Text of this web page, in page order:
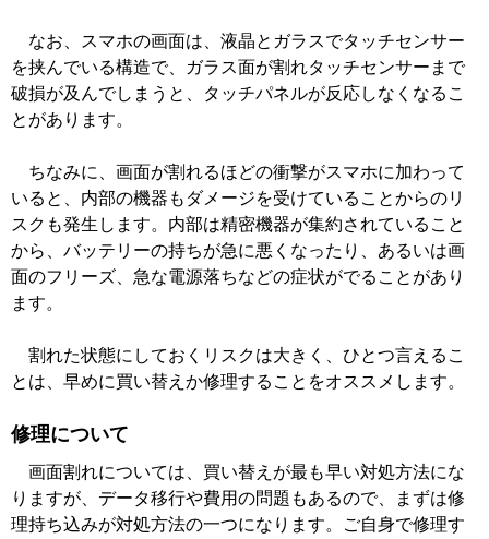
なお、スマホの画面は、液晶とガラスでタッチセンサー
を挟んでいる構造で、ガラス面が割れタッチセンサーまで
破損が及んでしまうと、タッチパネルが反応しなくなるこ
とがあります。
ちなみに、画面が割れるほどの衝撃がスマホに加わって
いると、内部の機器もダメージを受けていることからのリ
スクも発生します。内部は精密機器が集約されていること
から、バッテリーの持ちが急に悪くなったり、あるいは画
面のフリーズ、急な電源落ちなどの症状がでることがあり
ます。
割れた状態にしておくリスクは大きく、ひとつ言えるこ
とは、早めに買い替えか修理することをオススメします。
修理について
画面割れについては、買い替えが最も早い対処方法にな
りますが、データ移行や費用の問題もあるので、まずは修
理持ち込みが対処方法の一つになります。ご自身で修理す